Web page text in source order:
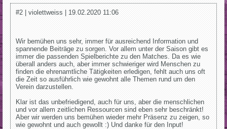
#2 | violettweiss | 19.02.2020 11:06
Wir bemühen uns sehr, immer für ausreichend Information und
spannende Beiträge zu sorgen. Vor allem unter der Saison gibt es
immer die passenden Spielberichte zu den Matches. Da es wie
überall anders auch, aber immer schwieriger wird Menschen zu
finden die ehrenamtliche Tätigkeiten erledigen, fehlt auch uns oft
die Zeit so ausführlich wie gewohnt alle Themen rund um den
Verein darzustellen.
Klar ist das unbefriedigend, auch für uns, aber die menschlichen
und vor allem zeitlichen Ressourcen sind eben sehr beschränkt!
Aber wir werden uns bemühen wieder mehr Präsenz zu zeigen, so
wie gewohnt und auch gewollt :) Und danke für den Input!